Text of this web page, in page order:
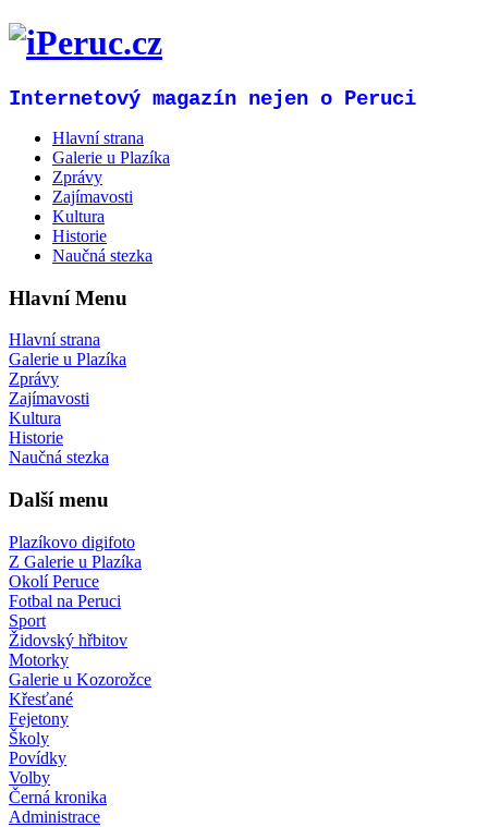
Internetový magazín nejen o Peruci
Hlavní strana
Galerie u Plazíka
Zprávy
Zajímavosti
Kultura
Historie
Naučná stezka
Hlavní Menu
Hlavní strana
Galerie u Plazíka
Zprávy
Zajímavosti
Kultura
Historie
Naučná stezka
Další menu
Plazíkovo digifoto
Z Galerie u Plazíka
Okolí Peruce
Fotbal na Peruci
Sport
Židovský hřbitov
Motorky
Galerie u Kozorožce
Křesťané
Fejetony
Školy
Povídky
Volby
Černá kronika
Administrace